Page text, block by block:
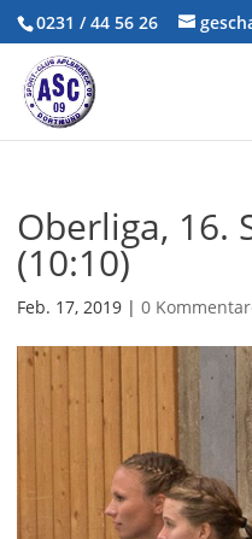
0231 / 44 56 26
Oberliga, 16.
(10:10)
Feb. 17, 2019 |0